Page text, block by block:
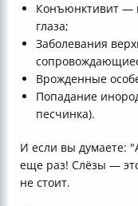
Конъюнктивит —
глаза;
Заболевания
Врожденные
Попадание
песчинка).
И если вы думаете:
еще раз! Слёзы —
не стоит.